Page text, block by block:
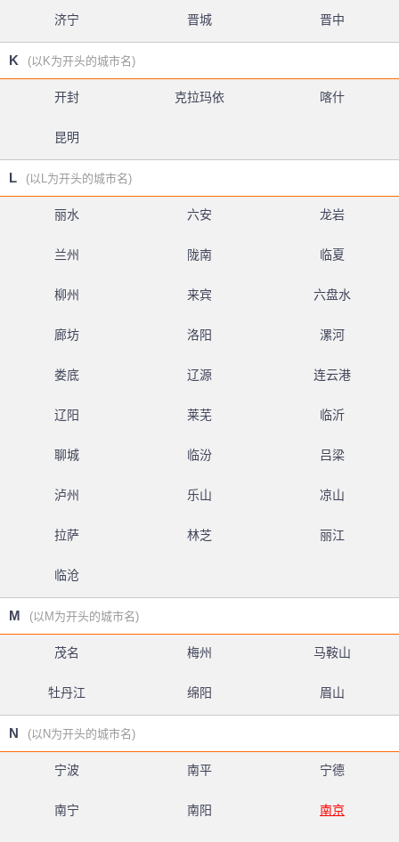
济宁 晋城 晋中
K (以K为开头的城市名)
开封 克拉玛依 喀什
昆明
L (以L为开头的城市名)
丽水 六安 龙岩
兰州 陇南 临夏
柳州 来宾 六盘水
廊坊 洛阳 漯河
娄底 辽源 连云港
辽阳 莱芜 临沂
聊城 临汾 吕梁
泸州 乐山 凉山
拉萨 林芝 丽江
临沧
M (以M为开头的城市名)
茂名 梅州 马鞍山
牡丹江 绵阳 眉山
N (以N为开头的城市名)
宁波 南平 宁德
南宁 南阳 南京